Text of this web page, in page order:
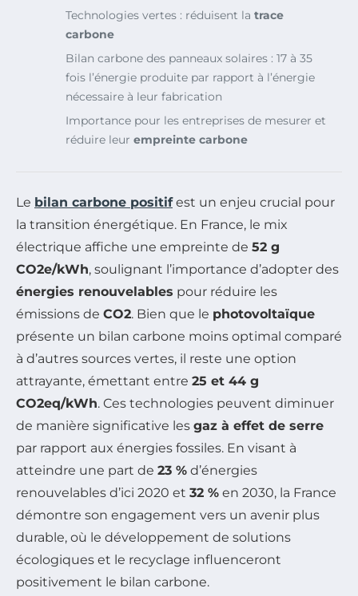
Technologies vertes : réduisent la trace
carbone
Bilan carbone des panneaux solaires : 17 à 35
fois l’énergie produite par rapport à l’énergie
nécessaire à leur fabrication
Importance pour les entreprises de mesurer et
réduire leur empreinte carbone
Le bilan carbone positifest un enjeu crucial pour
la transition énergétique. En France, le mix
électrique affiche une empreinte de 52 g
CO2e/kWh, soulignant l’importance d’adopter des
énergies renouvelables pour réduire les
émissions de CO2. Bien que le photovoltaïque
présente un bilan carbone moins optimal comparé
à d’autres sources vertes, il reste une option
attrayante, émettant entre 25 et 44 g
CO2eq/kWh. Ces technologies peuvent diminuer
de manière significative les gaz à effet de serre
par rapport aux énergies fossiles. En visant à
atteindre une part de 23 % d’énergies
renouvelables d’ici 2020 et 32 % en 2030, la France
démontre son engagement vers un avenir plus
durable, où le développement de solutions
écologiques et le recyclage influenceront
positivement le bilan carbone.